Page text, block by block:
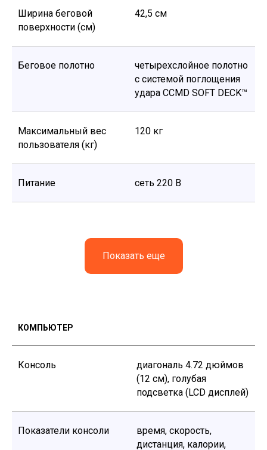
Ширина беговой
поверхности (см)
42,5 см
Беговое полотно
четырехслойное полотно
с системой поглощения
удара CCMD SOFT DECK™
Максимальный вес
пользователя (кг)
120 кг
Питание сеть 220 В
Показать еще
КОМПЬЮТЕР
Консоль
диагональ 4.72 дюймов
(12 см), голубая
подсветка (LCD дисплей)
Показатели консоли
время, скорость,
дистанция, калории,